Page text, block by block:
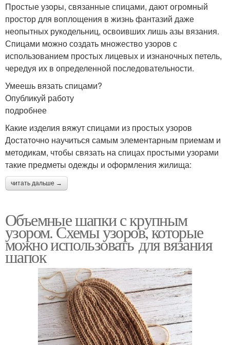
Простые узоры, связанные спицами, дают огромный
простор для воплощения в жизнь фантазий даже
неопытных рукодельниц, освоивших лишь азы вязания.
Спицами можно создать множество узоров с
использованием простых лицевых и изнаночных петель,
чередуя их в определенной последовательности.
Умеешь вязать спицами?
Опубликуй работу
подробнее
Какие изделия вяжут спицами из простых узоров
Достаточно научиться самым элементарным приемам и
методикам, чтобы связать на спицах простыми узорами
такие предметы одежды и оформления жилища:
читать дальше →
Объемные шапки с крупным
узором. Схемы узоров, которые
можно использовать для вязания
шапок